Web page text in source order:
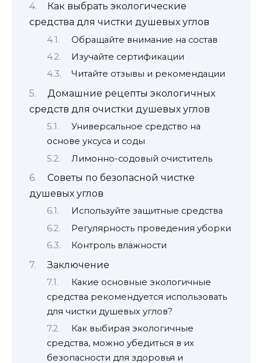
Как выбрать экологические
средства для чистки душевых углов
Обращайте внимание на состав
Изучайте сертификации
Читайте отзывы и рекомендации
Домашние рецепты экологичных
средств для очистки душевых углов
Универсальное средство на
основе уксуса и соды
Лимонно-содовый очиститель
Советы по безопасной чистке
душевых углов
Используйте защитные средства
Регулярность проведения уборки
Контроль влажности
Заключение
Какие основные экологичные
средства рекомендуется использовать
для чистки душевых углов?
Как выбирая экологичные
средства, можно убедиться в их
безопасности для здоровья и